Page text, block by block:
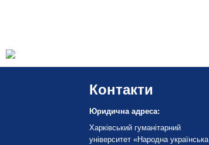
Контакти
Юридична адреса:
Харківський гуманітарний
університет «Народна українська